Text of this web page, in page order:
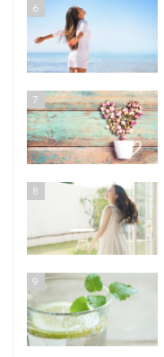
6
7
8
9